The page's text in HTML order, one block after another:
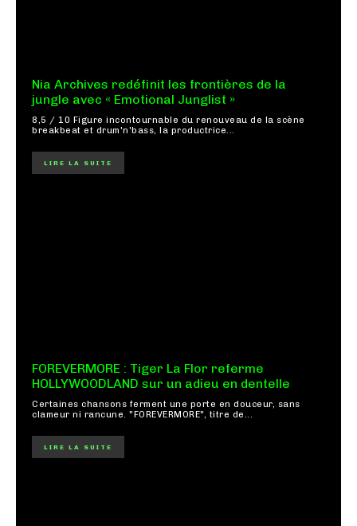
Nia Archives redéfinit les frontières de la
jungle avec « Emotional Junglist »
8,5 / 10 Figure incontournable du renouveau de la scène
breakbeat et drum'n'bass, la productrice...
LIRE LA SUITE
FOREVERMORE : Tiger La Flor referme
HOLLYWOODLAND sur un adieu en dentelle
Certaines chansons ferment une porte en douceur, sans
clameur ni rancune. "FOREVERMORE", titre de...
LIRE LA SUITE